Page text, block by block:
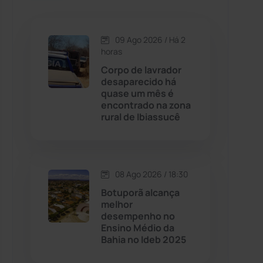
Caetité (1504)
Candiba
Cândido Sales (121)
Caturama
Chapada Diamantina
09 Ago 2026 / Há 2
horas
Corpo de lavrador
desaparecido há
quase um mês é
encontrado na zona
rural de Ibiassucê
08 Ago 2026 / 18:30
Botuporã alcança
melhor
desempenho no
Ensino Médio da
Bahia no Ideb 2025